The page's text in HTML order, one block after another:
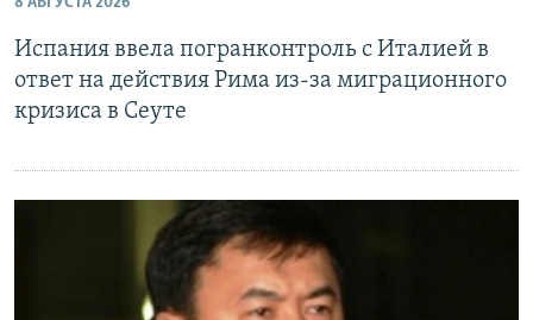
Испания ввела погранконтроль с Италией в
ответ на действия Рима из-за миграционного
кризиса в Сеуте